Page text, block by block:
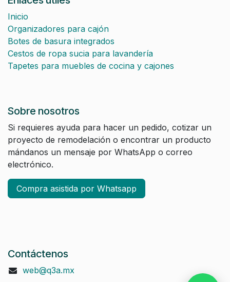
Inicio
Organizadores para cajón
Botes de basura integrados
Cestos de ropa sucia para lavandería
Tapetes para muebles de cocina y cajones
Sobre nosotros
Si requieres ayuda para hacer un pedido, cotizar un
proyecto de remodelación o encontrar un producto
mándanos un mensaje por WhatsApp o correo
electrónico.
Compra asistida por Whatsapp
Contáctenos
web@q3a.mx